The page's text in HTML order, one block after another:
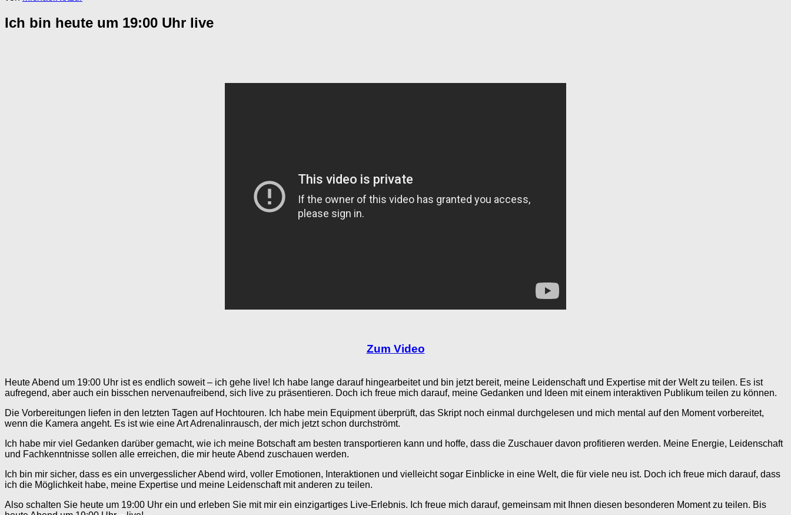
Ich bin heute um 19:00 Uhr live
Zum Video
Heute Abend um 19:00 Uhr ist es endlich soweit – ich gehe live! Ich habe lange darauf hingearbeitet und bin jetzt bereit, meine Leidenschaft und Expertise mit der Welt zu teilen. Es ist
aufregend, aber auch ein bisschen nervenaufreibend, sich live zu präsentieren. Doch ich freue mich darauf, meine Gedanken und Ideen mit einem interaktiven Publikum teilen zu können.
Die Vorbereitungen liefen in den letzten Tagen auf Hochtouren. Ich habe mein Equipment überprüft, das Skript noch einmal durchgelesen und mich mental auf den Moment vorbereitet,
wenn die Kamera angeht. Es ist wie eine Art Adrenalinrausch, der mich jetzt schon durchströmt.
Ich habe mir viel Gedanken darüber gemacht, wie ich meine Botschaft am besten transportieren kann und hoffe, dass die Zuschauer davon profitieren werden. Meine Energie, Leidenschaft
und Fachkenntnisse sollen alle erreichen, die mir heute Abend zuschauen werden.
Ich bin mir sicher, dass es ein unvergesslicher Abend wird, voller Emotionen, Interaktionen und vielleicht sogar Einblicke in eine Welt, die für viele neu ist. Doch ich freue mich darauf, dass
ich die Möglichkeit habe, meine Expertise und meine Leidenschaft mit anderen zu teilen.
Also schalten Sie heute um 19:00 Uhr ein und erleben Sie mit mir ein einzigartiges Live-Erlebnis. Ich freue mich darauf, gemeinsam mit Ihnen diesen besonderen Moment zu teilen. Bis